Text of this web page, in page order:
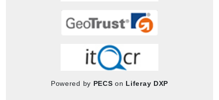
Powered by PECS on Liferay DXP